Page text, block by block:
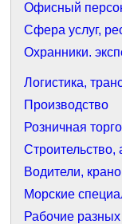
Офисный
Сфера услуг,
Охранники.
Логистика,
Производство
Розничная
Строительство,
Водители,
Морские
Рабочие